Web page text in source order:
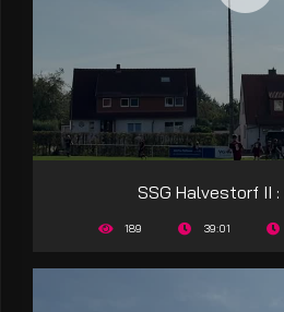
SSG Halvestorf II :
189 39:01